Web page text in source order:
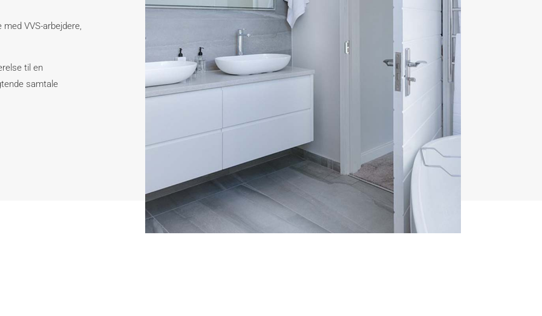
VVS-arbejdere,
til en
samtale